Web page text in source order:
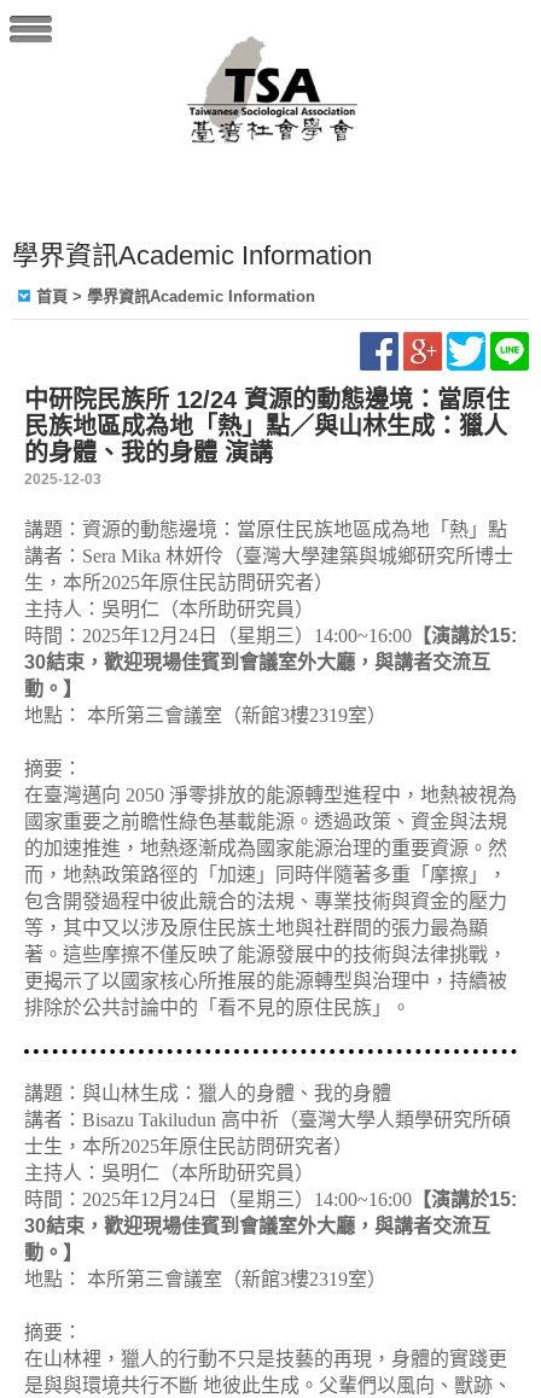
學界資訊Academic Information
首頁 > 學界資訊Academic Information
中研院民族所 12/24 資源的動態邊境：當原住
民族地區成為地「熱」點／與山林生成：獵人
的身體、我的身體 演講
2025-12-03
講題：資源的動態邊境：當原住民族地區成為地「熱」點
講者： Sera Mika 林妍伶（臺灣大學建築與城鄉研究所博士
生，本所2025年原住民訪問研究者）
主持人：吳明仁（本所助研究員）
時間： 2025年12月 24 日（星期三） 14:00~16:00 【演講於15:
30結束，歡迎現場佳賓到會議室外大廳，與講者交流互
動。】
地點：
本所第三會議室（新館3樓2319室）
摘要：
在臺灣邁向 2050 淨零排放的能源轉型進程中，地熱被視為
國家重要之前瞻性綠色基載能源。透過政策、資金與法規
的加速推進，地熱逐漸成為國家能源治理的重要資源。然
而，地熱政策路徑的「加速」同時伴隨著多重「摩擦」，
包含開發過程中彼此競合的法規、專業技術與資金的壓力
等，其中又以涉及原住民族土地與社群間的張力最為顯
著。這些摩擦不僅反映了能源發展中的技術與法律挑戰，
更揭示了以國家核心所推展的能源轉型與治理中，持續被
排除於公共討論中的「看不見的原住民族」。
講題：與山林生成：獵人的身體、我的身體
講者： Bisazu Takiludun 高中祈（臺灣大學人類學研究所碩
士生，本所2025年原住民訪問研究者）
主持人：吳明仁（本所助研究員）
時間： 2025年12月 24 日（星期三） 14:00~16:00 【演講於15:
30結束，歡迎現場佳賓到會議室外大廳，與講者交流互
動。】
地點：
本所第三會議室（新館3樓2319室）
摘要：
在山林裡，獵人的行動不只是技藝的再現，身體的實踐更
是與與環境共行不斷 地彼此生成。父輩們以風向、獸跡、